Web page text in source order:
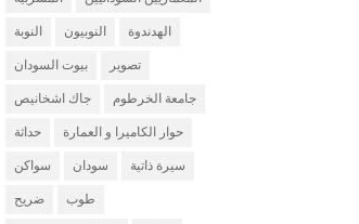
النوبة النوبيون الهدندوة
بيوت السودان تصوير
جاك اشخانيص جامعة الخرطوم
حداثة حوار الكاميرا و العمارة
سواكن سودان سيرة ذاتية
ضريح طوب